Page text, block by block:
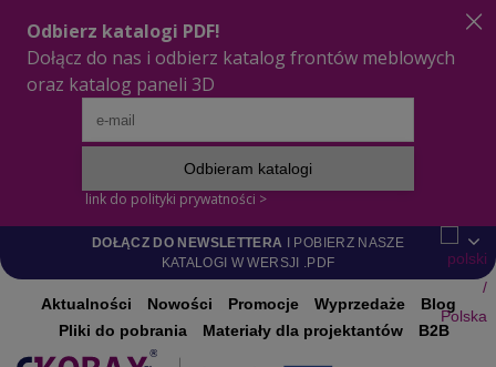
DOŁĄCZ DO NEWSLETTERA I POBIERZ NASZE
KATALOGI W WERSJI .PDF
Aktualności Nowości Promocje Wyprzedaże
Blog
Pliki do pobrania
Materiały dla projektantów B2B